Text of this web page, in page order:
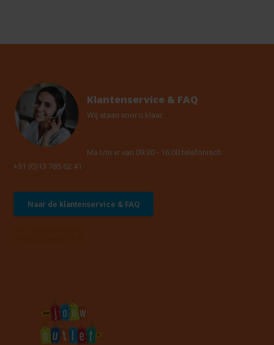
Klantenservice & FAQ
Wij staan voor u klaar.
Ma t/m vr van 09:30 - 16:00 telefonisch
+31 (0)13 785 62 41
Naar de klantenservice & FAQ